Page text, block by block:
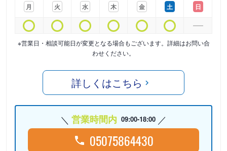
月 火 水 木 金 土 日
※営業日・相談可能日が変更となる場合もございます。詳細はお問い合
わせください。
詳しくはこちら
営業時間内 09:00-18:00
05075864430